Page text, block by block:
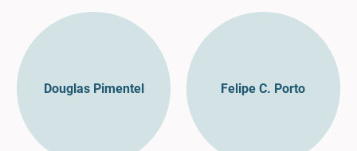
Douglas Pimentel Felipe C. Porto